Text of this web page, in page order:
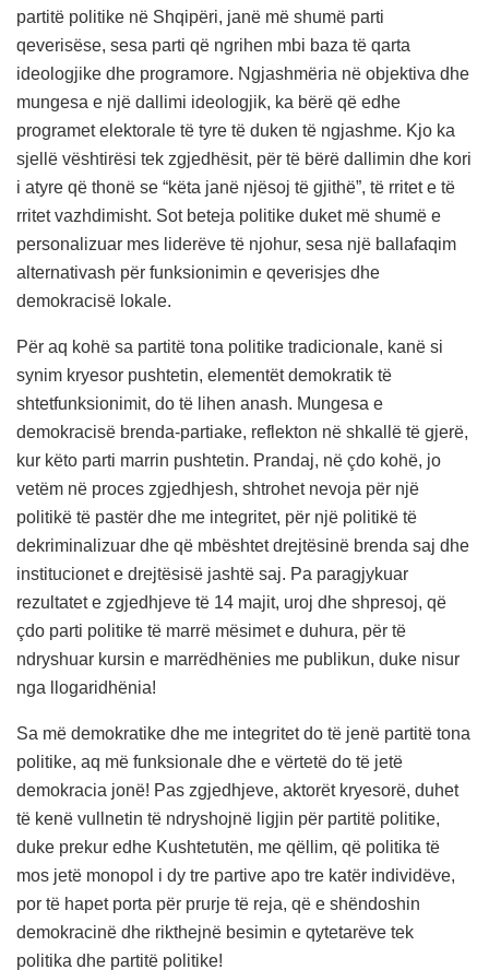
partitë politike në Shqipëri, janë më shumë parti
qeverisëse, sesa parti që ngrihen mbi baza të qarta
ideologjike dhe programore. Ngjashmëria në objektiva dhe
mungesa e një dallimi ideologjik, ka bërë që edhe
programet elektorale të tyre të duken të ngjashme. Kjo ka
sjellë vështirësi tek zgjedhësit, për të bërë dallimin dhe kori
i atyre që thonë se “këta janë njësoj të gjithë”, të rritet e të
rritet vazhdimisht. Sot beteja politike duket më shumë e
personalizuar mes liderëve të njohur, sesa një ballafaqim
alternativash për funksionimin e qeverisjes dhe
demokracisë lokale.
Për aq kohë sa partitë tona politike tradicionale, kanë si
synim kryesor pushtetin, elementët demokratik të
shtetfunksionimit, do të lihen anash. Mungesa e
demokracisë brenda-partiake, reflekton në shkallë të gjerë,
kur këto parti marrin pushtetin. Prandaj, në çdo kohë, jo
vetëm në proces zgjedhjesh, shtrohet nevoja për një
politikë të pastër dhe me integritet, për një politikë të
dekriminalizuar dhe që mbështet drejtësinë brenda saj dhe
institucionet e drejtësisë jashtë saj. Pa paragjykuar
rezultatet e zgjedhjeve të 14 majit, uroj dhe shpresoj, që
çdo parti politike të marrë mësimet e duhura, për të
ndryshuar kursin e marrëdhënies me publikun, duke nisur
nga llogaridhënia!
Sa më demokratike dhe me integritet do të jenë partitë tona
politike, aq më funksionale dhe e vërtetë do të jetë
demokracia jonë! Pas zgjedhjeve, aktorët kryesorë, duhet
të kenë vullnetin të ndryshojnë ligjin për partitë politike,
duke prekur edhe Kushtetutën, me qëllim, që politika të
mos jetë monopol i dy tre partive apo tre katër individëve,
por të hapet porta për prurje të reja, që e shëndoshin
demokracinë dhe rikthejnë besimin e qytetarëve tek
politika dhe partitë politike!